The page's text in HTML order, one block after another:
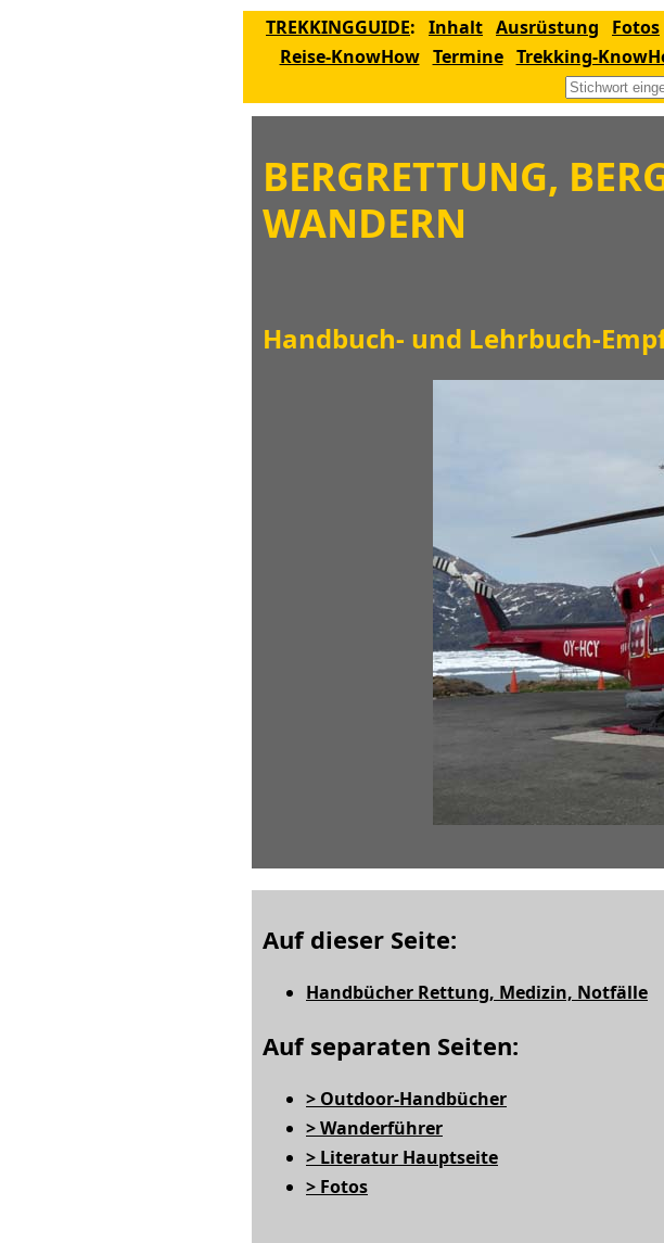
TREKKINGGUIDE: Inhalt Ausrüstung Fotos
Reise-KnowHow Termine Trekking-
BERGRETTUNG,
WANDERN
Handbuch- und Lehrbuch-
Auf dieser Seite:
Handbücher Rettung, Medizin, Notfälle
Auf separaten Seiten:
> Outdoor-Handbücher
> Wanderführer
> Literatur Hauptseite
> Fotos